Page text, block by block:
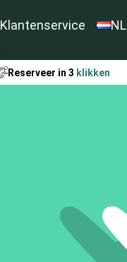
Klantenservice NL
Reserveer in 3 klikken